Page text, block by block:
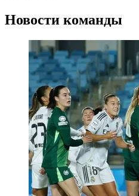
Новости команды